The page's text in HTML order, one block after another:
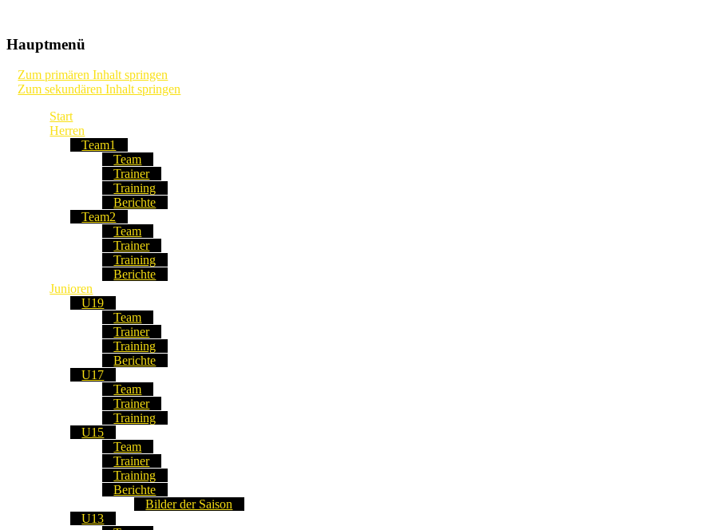
TSV Frommern-Dürrwangen Fussball
Hauptmenü
Zum primären Inhalt springen
Zum sekundären Inhalt springen
Start
Herren
Team1
Team
Trainer
Training
Berichte
Team2
Team
Trainer
Training
Berichte
Junioren
U19
Team
Trainer
Training
Berichte
U17
Team
Trainer
Training
U15
Team
Trainer
Training
Berichte
Bilder der Saison
U13